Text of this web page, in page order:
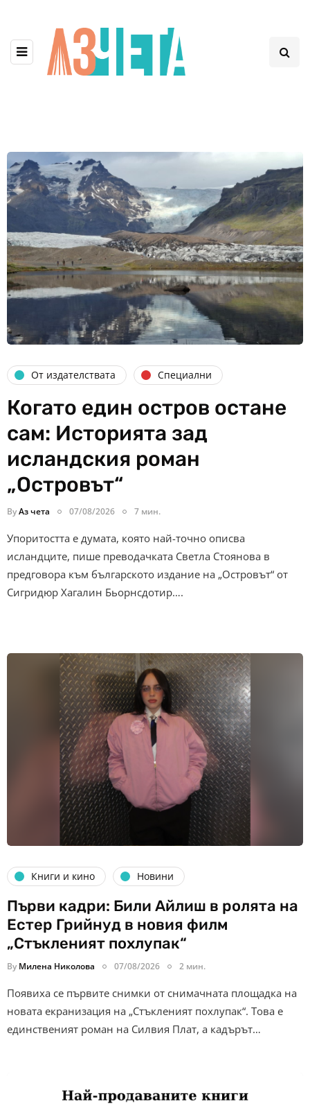
От издателствата Специални
Когато един остров остане
сам: Историята зад
исландския роман
„Островът“
ByАз чета 07/08/2026 7 мин.
Упоритостта е думата, която най-точно описва
исландците, пише преводачката Светла Стоянова в
предговора към българското издание на „Островът“ от
Сигридюр Хагалин Бьорнсдотир….
Книги и кино Новини
Първи кадри: Били Айлиш в ролята на
Естер Грийнуд в новия филм
„Стъкленият похлупак“
By Милена Николова 07/08/2026 2 мин.
Появиха се първите снимки от снимачната площадка на
новата екранизация на „Стъкленият похлупак“. Това е
единственият роман на Силвия Плат, а кадърът…